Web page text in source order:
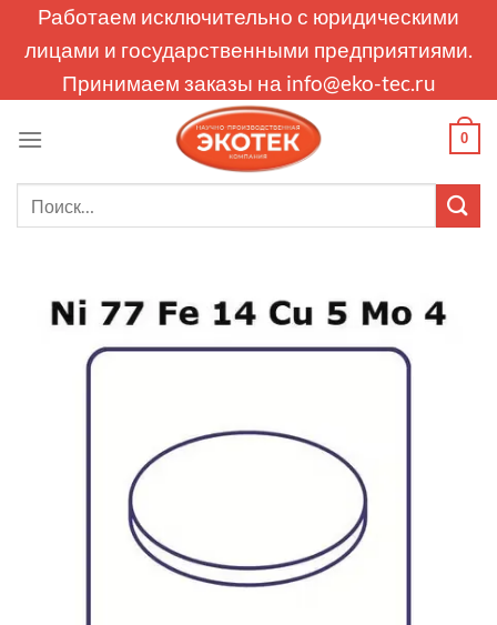
Работаем исключительно с юридическими
лицами и государственными предприятиями.
Принимаем заказы на info@eko-tec.ru
0